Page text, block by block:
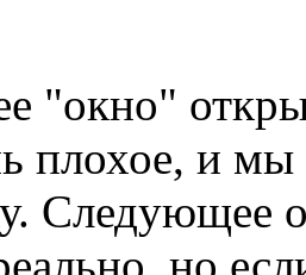
"окно"
плохое, и мы
Следующее